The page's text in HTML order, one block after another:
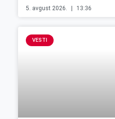
5. avgust 2026. 13:36
VESTI